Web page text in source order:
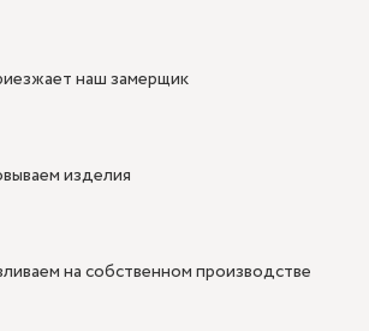
наш замерщик
изделия
на собственном производстве